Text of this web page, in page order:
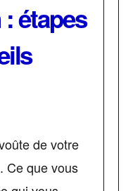
étapes
de votre
Ce que vous